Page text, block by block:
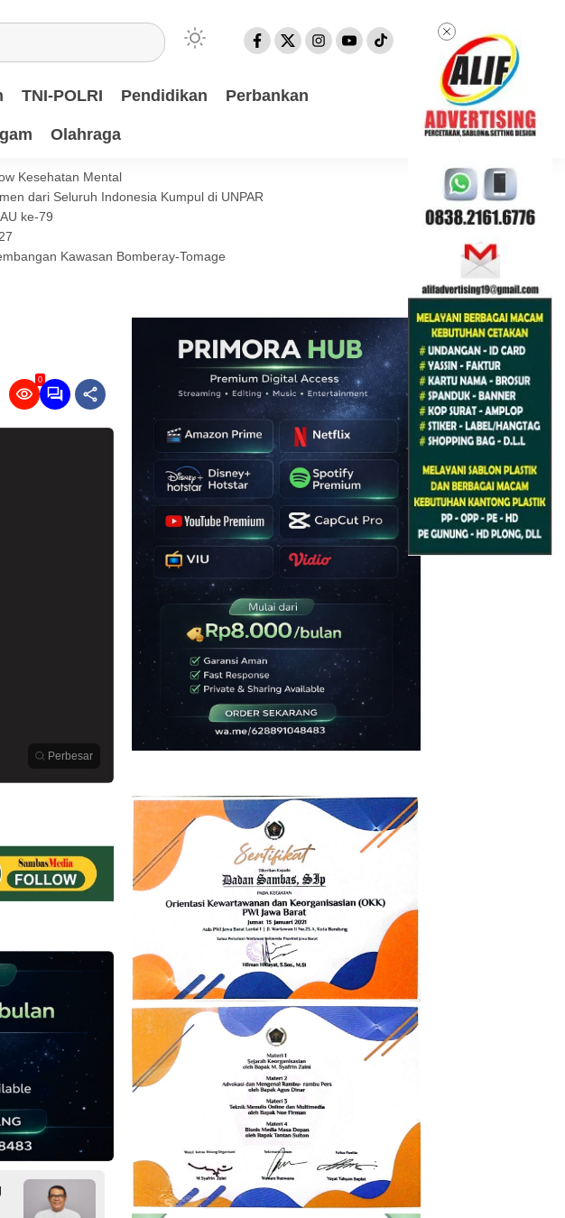
TNI-POLRI Pendidikan Perbankan
Olahraga
Kesehatan Mental
dari Seluruh Indonesia Kumpul di UNPAR
ke-79
Kawasan Bomberay-Tomage
0
Perbesar